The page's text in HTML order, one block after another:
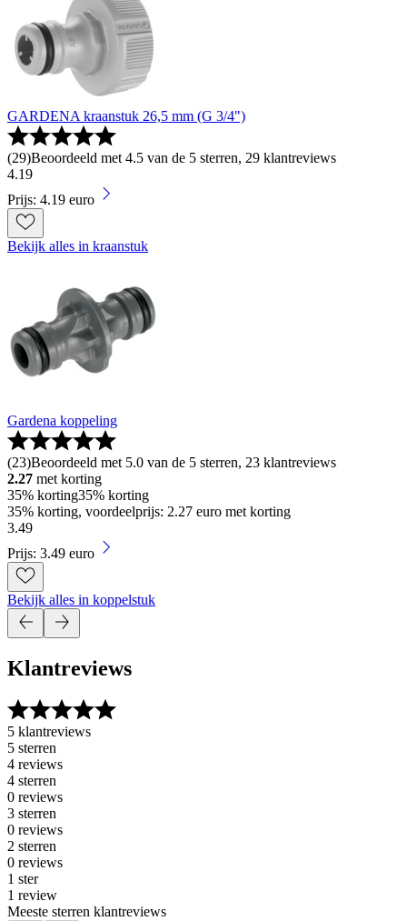
GARDENA kraanstuk 26,5 mm (G 3/4")
(29)Beoordeeld met 4.5 van de 5 sterren, 29 klantreviews
4.19
Prijs: 4.19 euro
Bekijk alles in kraanstuk
Gardena koppeling
(23)Beoordeeld met 5.0 van de 5 sterren, 23 klantreviews
2.27 met korting
35% korting35% korting
35% korting, voordeelprijs: 2.27 euro met korting
3.49
Prijs: 3.49 euro
Bekijk alles in koppelstuk
Klantreviews
5 klantreviews
5 sterren
4 reviews
4 sterren
0 reviews
3 sterren
0 reviews
2 sterren
0 reviews
1 ster
1 review
Meeste sterren klantreviews